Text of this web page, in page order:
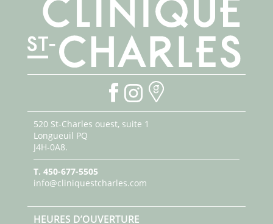
520 St-Charles ouest, suite 1
Longueuil PQ
J4H-0A8.
T. 450-677-5505
info@cliniquestcharles.com
HEURES D’OUVERTURE